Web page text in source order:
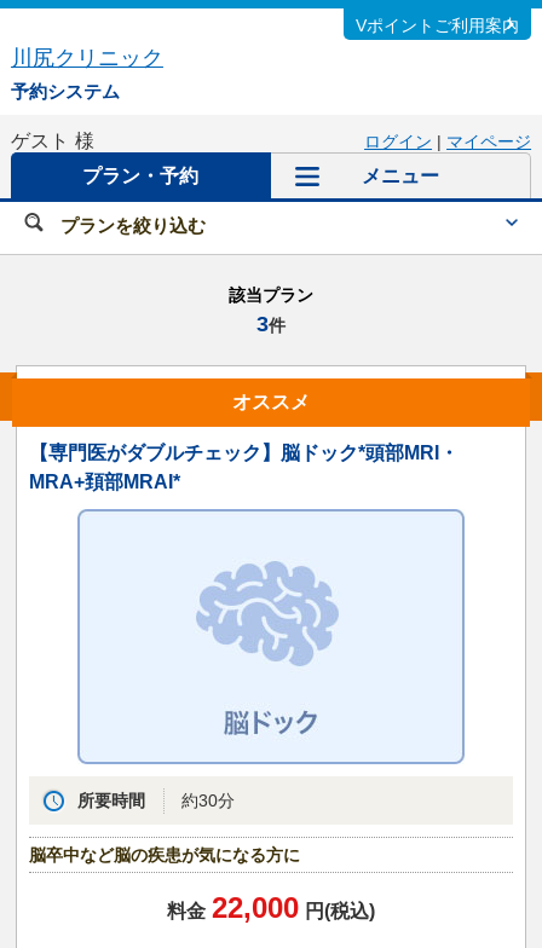
川尻クリニック
予約システム
Vポイントご利用案内
ゲスト 様 ログイン | マイページ
プラン・予約 メニュー
プランを絞り込む
該当プラン
3件
オススメ
【専門医がダブルチェック】脳ドック*頭部MRI・
MRA+頚部MRAI*
所要時間 約30分
脳卒中など脳の疾患が気になる方に
料金 22,000 円(税込)